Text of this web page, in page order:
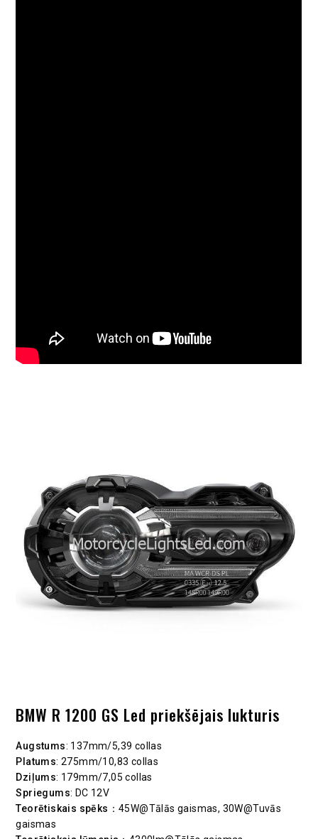
BMW R 1200 GS Led priekšējais lukturis
Augstums: 137mm/5,39 collas
Platums: 275mm/10,83 collas
Dziļums: 179mm/7,05 collas
Spriegums: DC 12V
Teorētiskais spēks ：45W@Tālās gaismas, 30W@Tuvās
gaismas